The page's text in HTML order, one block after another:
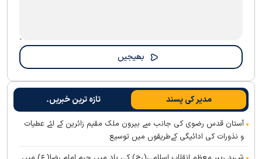
مدیر کی پسند تازہ ترین خبریں۔
آستان قدس رضوی کی جانب سے بیرون ملک مقیم زائرین کے لئے عطیات
و نذورات کی ادائیگی کےطریقوں میں توسیع